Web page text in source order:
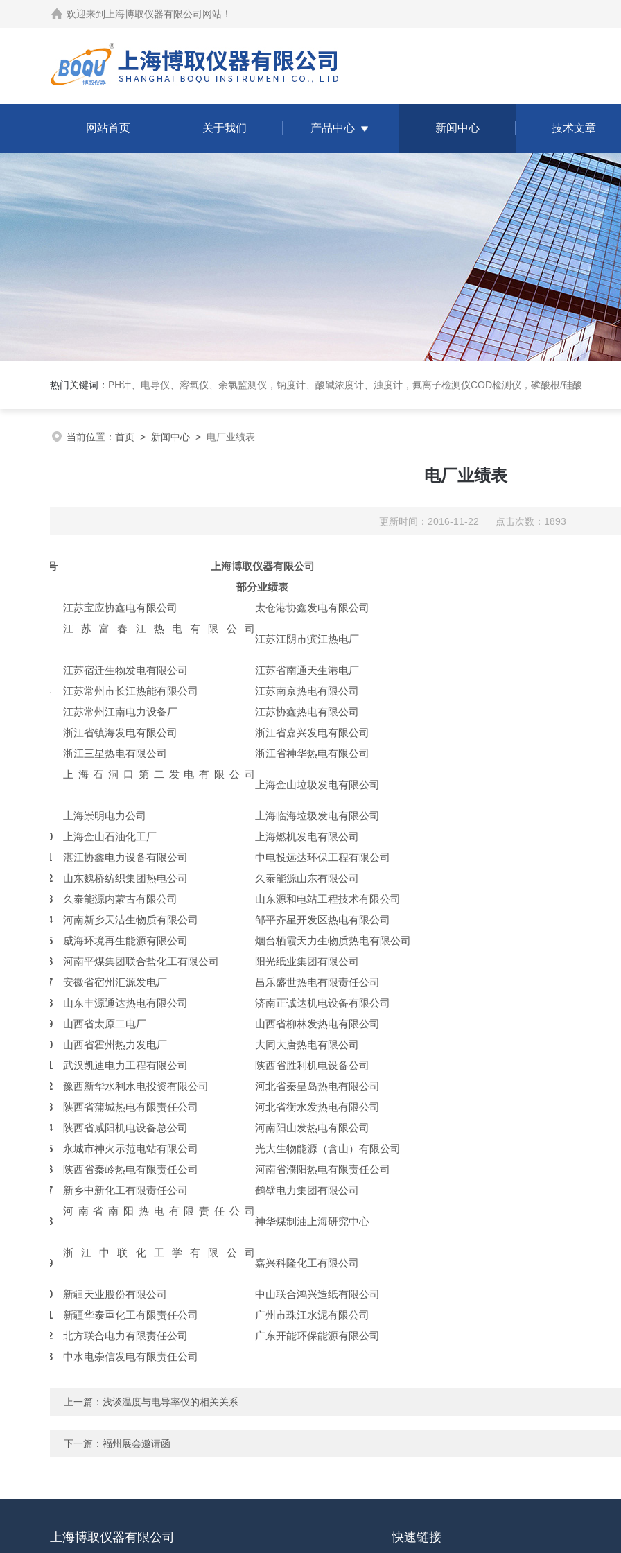
欢迎来到 上海博取仪器有限公司网站 ！
网站首页 关于我们 产品中心 新闻中心 技术文章
热门关键词： PH计、电导仪、溶氧仪、余氯监测仪，钠度计、酸碱浓度计、浊度计，氟离子检测仪COD检测仪，磷酸根/硅酸根分析仪，PH电极、溶氧电极、电导电极
当前位置： 首页 > 新闻中心 > 电厂业绩表
电厂业绩表
更新时间：2016-11-22 点击次数：1893
序号
上海博取仪器有限公司
部分业绩表
江苏宝应协鑫电有限公司 太仓港协鑫发电有限公司
江苏富春江热电有限公司
江苏江阴市滨江热电厂
江苏宿迁生物发电有限公司
江苏省南通天生港电厂
江苏常州市长江热能有限公司
江苏南京热电有限公司
江苏常州江南电力设备厂
江苏协鑫热电有限公司
浙江省镇海发电有限公司
浙江省嘉兴发电有限公司
浙江三星热电有限公司 浙江省神华热电有限公司
上海石洞口第二发电有限公司
上海金山垃圾发电有限公司
上海崇明电力公司 上海临海垃圾发电有限公司
10
上海金山石油化工厂
上海燃机发电有限公司
11
湛江协鑫电力设备有限公司
中电投远达环保工程有限公司
12
山东魏桥纺织集团热电公司 久泰能源山东有限公司
13
久泰能源内蒙古有限公司
山东源和电站工程技术有限公司
14
河南新乡天洁生物质有限公司
邹平齐星开发区热电有限公司
15
威海环境再生能源有限公司
烟台栖霞天力生物质热电有限公司
16
河南平煤集团联合盐化工有限公司
阳光纸业集团有限公司
17
安徽省宿州汇源发电厂
昌乐盛世热电有限责任公司
18
山东丰源通达热电有限公司
济南正诚达机电设备有限公司
19
山西省太原二电厂 山西省柳林发热电有限公司
20
山西省霍州热力发电厂 大同大唐热电有限公司
21
武汉凯迪电力工程有限公司
陕西省胜利机电设备公司
22
豫西新华水利水电投资有限公司
河北省秦皇岛热电有限公司
23
陕西省蒲城热电有限责任公司 河北省衡水发热电有限公司
24
陕西省咸阳机电设备总公司 河南阳山发热电有限公司
25
永城市神火示范电站有限公司
光大生物能源（含山）有限公司
26
陕西省秦岭热电有限责任公司 河南省濮阳热电有限责任公司
27
新乡中新化工有限责任公司 鹤壁电力集团有限公司
28
河南省南阳 热电 有限责任 公司
神华煤制油上海研究中心
29
浙江中联化工学有限公司
嘉兴科隆化工有限公司
30 新疆天业股份有限公司
中山联合鸿兴造纸有限公司
31
新疆华泰重化工有限责任公司
广州市珠江水泥有限公司
32
北方联合电力有限责任公司
广东开能环保能源有限公司
33
中水电崇信发电有限责任公司
上一篇： 浅谈温度与电导率仪的相关关系
下一篇： 福州展会邀请函
上海博取仪器有限公司 快速链接